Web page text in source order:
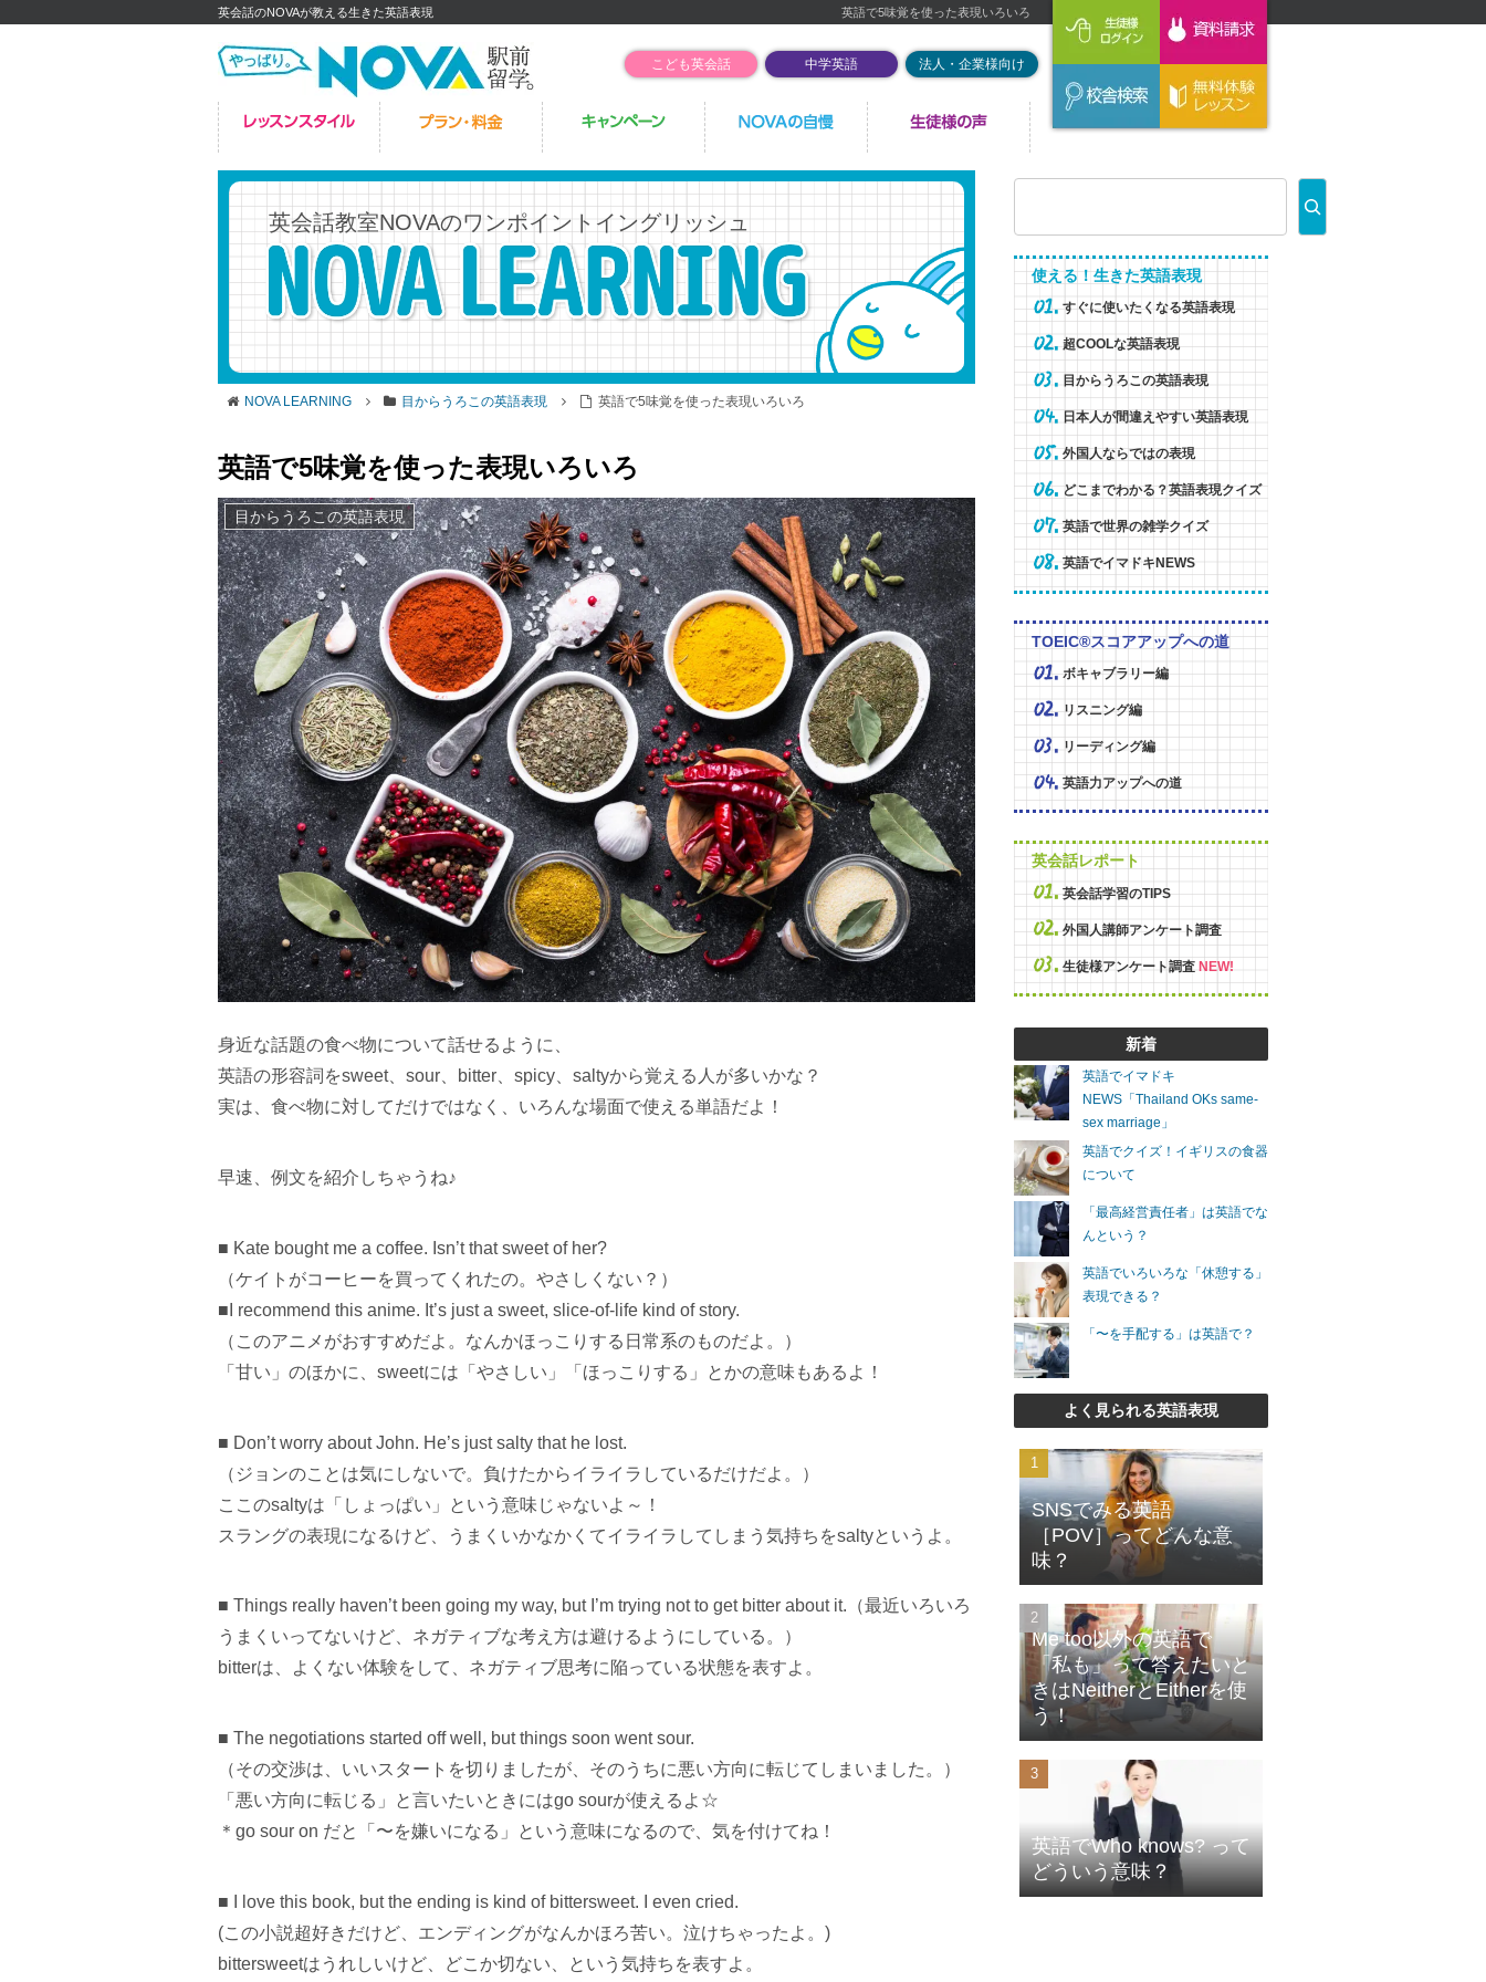
英会話のNOVAが教える生きた英語表現 英語で5味覚を使った表現いろいろ
こども英会話 中学英語 法人・企業様向け
英会話教室NOVAのワンポイントイングリッシュ
NOVA LEARNING 目からうろこの英語表現 英語で5味覚を使った表現いろいろ
英語で5味覚を使った表現いろいろ
目からうろこの英語表現
身近な話題の食べ物について話せるように、
英語の形容詞をsweet、sour、bitter、spicy、saltyから覚える人が多いかな？
実は、食べ物に対してだけではなく、いろんな場面で使える単語だよ！
早速、例文を紹介しちゃうね♪
■ Kate bought me a coffee. Isn’t that sweet of her?
（ケイトがコーヒーを買ってくれたの。やさしくない？）
■I recommend this anime. It’s just a sweet, slice-of-life kind of story.
（このアニメがおすすめだよ。なんかほっこりする日常系のものだよ。）
「甘い」のほかに、sweetには「やさしい」「ほっこりする」とかの意味もあるよ！
■ Don’t worry about John. He’s just salty that he lost.
（ジョンのことは気にしないで。負けたからイライラしているだけだよ。）
ここのsaltyは「しょっぱい」という意味じゃないよ～！
スラングの表現になるけど、うまくいかなかくてイライラしてしまう気持ちをsaltyというよ。
■ Things really haven’t been going my way, but I’m trying not to get bitter about it.（最近いろいろ
うまくいってないけど、ネガティブな考え方は避けるようにしている。）
bitterは、よくない体験をして、ネガティブ思考に陥っている状態を表すよ。
■ The negotiations started off well, but things soon went sour.
（その交渉は、いいスタートを切りましたが、そのうちに悪い方向に転じてしまいました。）
「悪い方向に転じる」と言いたいときにはgo sourが使えるよ☆
＊go sour on だと「〜を嫌いになる」という意味になるので、気を付けてね！
■ I love this book, but the ending is kind of bittersweet. I even cried.
(この小説超好きだけど、エンディングがなんかほろ苦い。泣けちゃったよ。)
bittersweetはうれしいけど、どこか切ない、という気持ちを表すよ。
使える！生きた英語表現
すぐに使いたくなる英語表現
超COOLな英語表現
目からうろこの英語表現
日本人が間違えやすい英語表現
外国人ならではの表現
どこまでわかる？英語表現クイズ
英語で世界の雑学クイズ
英語でイマドキNEWS
TOEIC®スコアアップへの道
ボキャブラリー編
リスニング編
リーディング編
英語力アップへの道
英会話レポート
英会話学習のTIPS
外国人講師アンケート調査
生徒様アンケート調査
新着
英語でイマドキ
NEWS「Thailand OKs same-
sex marriage」
英語でクイズ！イギリスの食器
について
「最高経営責任者」は英語でな
んという？
英語でいろいろな「休憩する」
表現できる？
「〜を手配する」は英語で？
よく見られる英語表現
SNSでみる英語
［POV］ってどんな意
味？
Me too以外の英語で
「私も」って答えたいと
きはNeitherとEitherを使
う！
英語でWho knows? って
どういう意味？